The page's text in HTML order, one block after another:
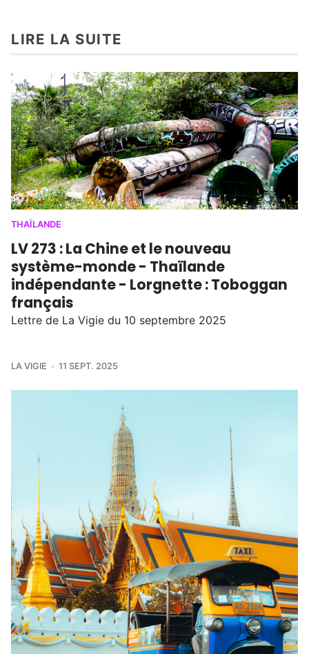
LIRE LA SUITE
THAÏLANDE
LV 273 : La Chine et le nouveau
système-monde - Thaïlande
indépendante - Lorgnette : Toboggan
français
Lettre de La Vigie du 10 septembre 2025
LA VIGIE 11 SEPT. 2025